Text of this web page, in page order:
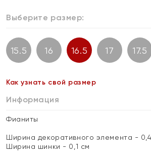
Выберите размер:
15.5 16 16.5 17 17.5
Как узнать свой размер
Информация
Фианиты
Ширина декоративного элемента -
Ширина шинки - 0,1 см